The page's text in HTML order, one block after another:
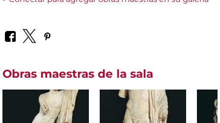
Obras maestras de la sala